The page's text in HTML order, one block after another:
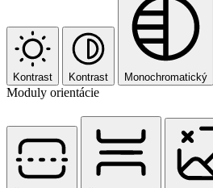
Kontrast Kontrast Monochromatický
Moduly orientácie